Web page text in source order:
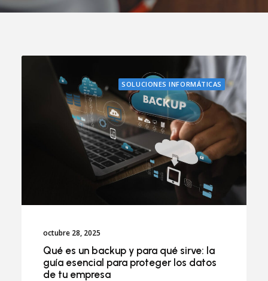
SOLUCIONES INFORMÁTICAS
octubre 28, 2025
Qué es un backup y para qué sirve: la
guía esencial para proteger los datos
de tu empresa